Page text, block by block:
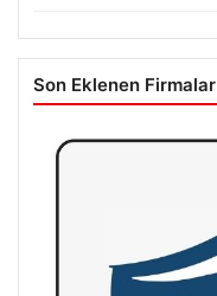
Son Eklenen Firmalar